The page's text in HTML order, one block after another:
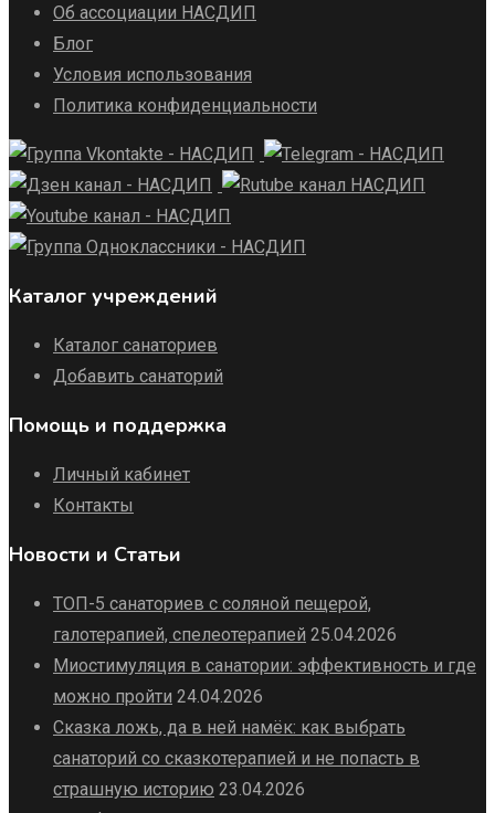
Об ассоциации НАСДИП
Блог
Условия использования
Политика конфиденциальности
Каталог учреждений
Каталог санаториев
Добавить санаторий
Помощь и поддержка
Личный кабинет
Контакты
Новости и Статьи
ТОП-5 санаториев с соляной пещерой,
галотерапией, спелеотерапией 25.04.2026
Миостимуляция в санатории: эффективность и где
можно пройти 24.04.2026
Сказка ложь, да в ней намёк: как выбрать
санаторий со сказкотерапией и не попасть в
страшную историю 23.04.2026